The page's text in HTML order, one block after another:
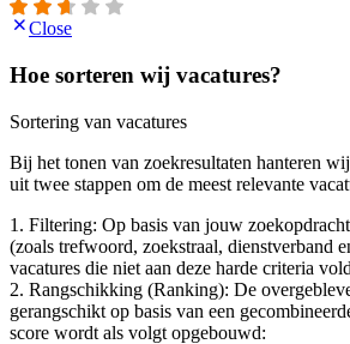
Close
Hoe sorteren wij vacatures?
Sortering van vacatures
Bij het tonen van zoekresultaten hanteren
uit twee stappen om de meest relevante
1. Filtering: Op basis van jouw
(zoals trefwoord, zoekstraal, dienstverband
vacatures die niet aan deze harde criteria
2. Rangschikking (Ranking): De
gerangschikt op basis van een
score wordt als volgt opgebouwd: